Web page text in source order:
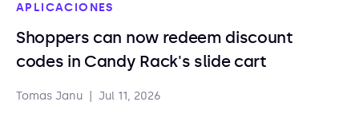
APLICACIONES
Shoppers can now redeem discount
codes in Candy Rack's slide cart
Tomas Janu Jul 11, 2026